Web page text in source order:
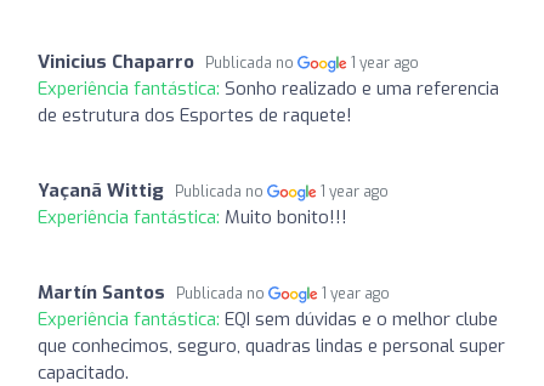
Vinicius Chaparro Publicada no 1 year ago
Experiência fantástica: Sonho realizado e uma referencia
de estrutura dos Esportes de raquete!
Yaçanã Wittig Publicada no 1 year ago
Experiência fantástica: Muito bonito!!!
Martín Santos Publicada no 1 year ago
Experiência fantástica: EQI sem dúvidas e o melhor clube
que conhecimos, seguro, quadras lindas e personal super
capacitado.